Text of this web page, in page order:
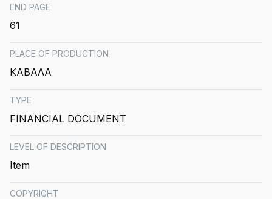
END PAGE
61
PLACE OF PRODUCTION
ΚΑΒΑΛΑ
TYPE
FINANCIAL DOCUMENT
LEVEL OF DESCRIPTION
Item
COPYRIGHT